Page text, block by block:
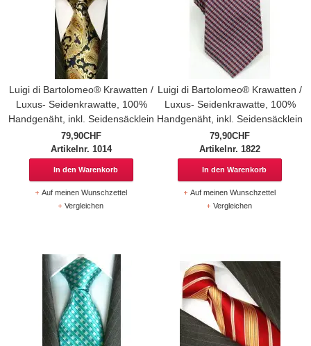
Luigi di Bartolomeo® Krawatten /
Luxus- Seidenkrawatte, 100%
Handgenäht, inkl. Seidensäcklein
79,90CHF
Artikelnr. 1014
In den Warenkorb
Auf meinen Wunschzettel
Vergleichen
Luigi di Bartolomeo® Krawatten /
Luxus- Seidenkrawatte, 100%
Handgenäht, inkl. Seidensäcklein
79,90CHF
Artikelnr. 1822
In den Warenkorb
Auf meinen Wunschzettel
Vergleichen